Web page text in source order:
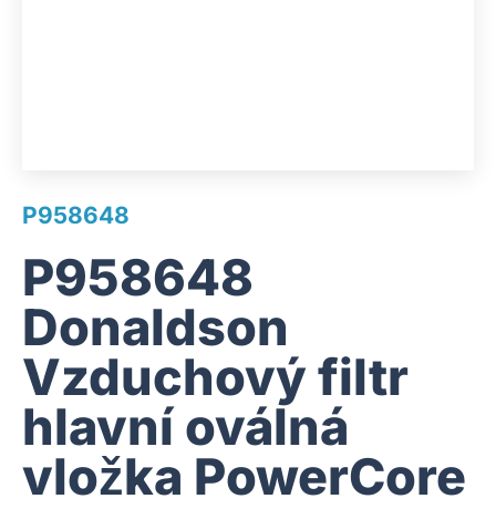
P958648
P958648
Donaldson
Vzduchový filtr
hlavní oválná
vložka PowerCore